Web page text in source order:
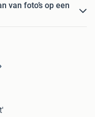
van foto’s op een